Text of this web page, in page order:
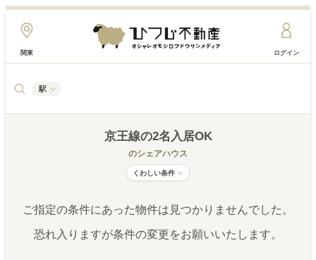
関東 ログイン
駅
京王線の2名入居OK
のシェアハウス
くわしい条件
ご指定の条件にあった物件は見つかりませんでした。
恐れ入りますが条件の変更をお願いいたします。